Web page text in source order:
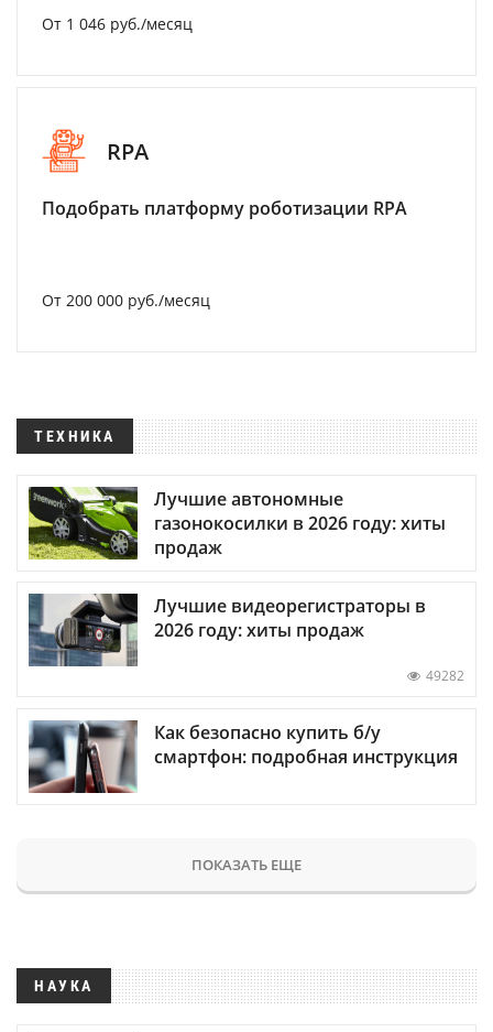
От 1 046 руб./месяц
RPA
Подобрать платформу роботизации RPA
От 200 000 руб./месяц
ТЕХНИКА
Лучшие автономные
газонокосилки в 2026 году: хиты
продаж
Лучшие видеорегистраторы в
2026 году: хиты продаж
49282
Как безопасно купить б/у
смартфон: подробная инструкция
ПОКАЗАТЬ ЕЩЕ
НАУКА